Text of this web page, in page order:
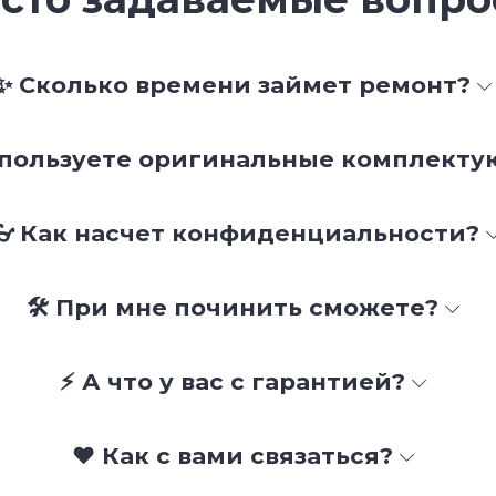
Сколько времени займет ремонт?
оригинальные
Как насчет конфиденциальности?
🛠 При мне починить сможете?
⚡ А что у вас с гарантией?
❤️ Как с вами связаться?